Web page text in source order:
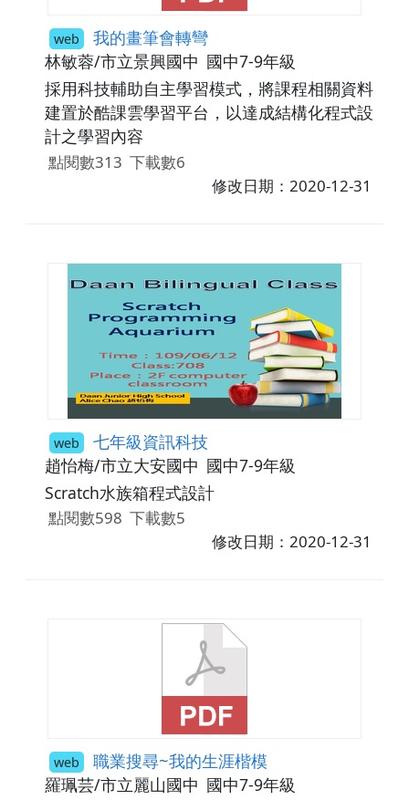
web 我的畫筆會轉彎
林敏蓉/市立景興國中 國中7-9年級
採用科技輔助自主學習模式，將課程相關資料
建置於酷課雲學習平台，以達成結構化程式設
計之學習內容
點閱數313 下載數6
修改日期：2020-12-31
web 七年級資訊科技
趙怡梅/市立大安國中 國中7-9年級
Scratch水族箱程式設計
點閱數598 下載數5
修改日期：2020-12-31
web 職業搜尋~我的生涯楷模
羅珮芸/市立麗山國中 國中7-9年級